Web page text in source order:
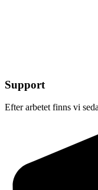
Support
Efter arbetet finns vi